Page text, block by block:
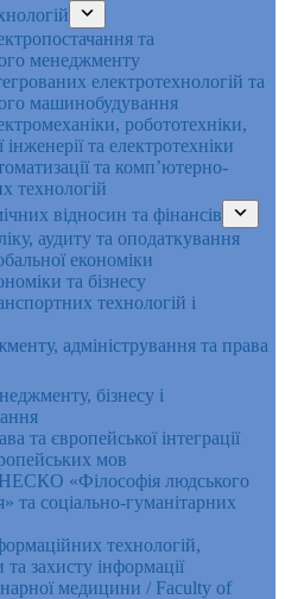
та
менеджменту
електротехнологій та
машинобудування
робототехніки,
інженерії та електротехніки
та комп’ютерно-
технологій
відносин та фінансів
аудиту та оподаткування
економіки
та бізнесу
технологій і
адміністрування та права
бізнесу і
та європейської інтеграції
мов
«Філософія людського
та соціально-гуманітарних
технологій,
та захисту інформації
медицини / Faculty of